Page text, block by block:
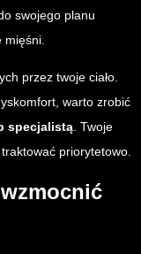
swojego planu
mięśni.
przez twoje ciało.
warto zrobić
specjalistą. Twoje
priorytetowo.